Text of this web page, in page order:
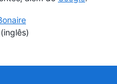
(inglês)